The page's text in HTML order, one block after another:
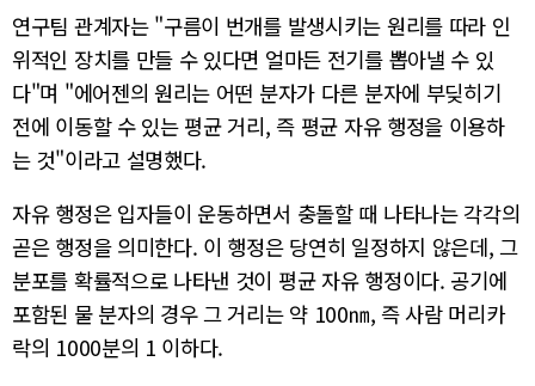
연구팀 관계자는 "구름이 번개를 발생시키는 원리를 따라 인
위적인 장치를 만들 수 있다면 얼마든 전기를 뽑아낼 수 있
다"며 "에어젠의 원리는 어떤 분자가 다른 분자에 부딪히기
전에 이동할 수 있는 평균 거리, 즉 평균 자유 행정을 이용하
는 것"이라고 설명했다.
자유 행정은 입자들이 운동하면서 충돌할 때 나타나는 각각의
곧은 행정을 의미한다. 이 행정은 당연히 일정하지 않은데, 그
분포를 확률적으로 나타낸 것이 평균 자유 행정이다. 공기에
포함된 물 분자의 경우 그 거리는 약 100㎚, 즉 사람 머리카
락의 1000분의 1 이하다.